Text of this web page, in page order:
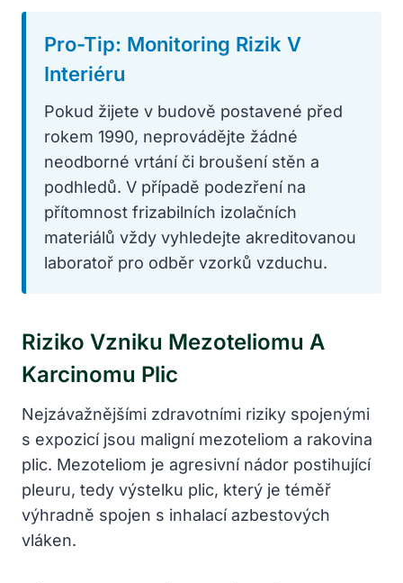
Pro-Tip: Monitoring Rizik V
Interiéru
Pokud žijete v budově postavené před
rokem 1990, neprovádějte žádné
neodborné vrtání či broušení stěn a
podhledů. V případě podezření na
přítomnost frizabilních izolačních
materiálů vždy vyhledejte akreditovanou
laboratoř pro odběr vzorků vzduchu.
Riziko Vzniku Mezoteliomu A
Karcinomu Plic
Nejzávažnějšími zdravotními riziky spojenými
s expozicí jsou maligní mezoteliom a rakovina
plic. Mezoteliom je agresivní nádor postihující
pleuru, tedy výstelku plic, který je téměř
výhradně spojen s inhalací azbestových
vláken.